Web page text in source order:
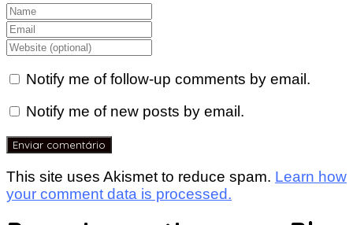
Notify me of follow-up comments by email.
Notify me of new posts by email.
This site uses Akismet to reduce spam. Learn how
your comment data is processed.